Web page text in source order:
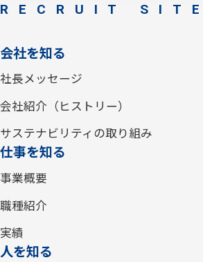
RECRUIT SITE
会社を知る
社長メッセージ
会社紹介（ヒストリー）
サステナビリティの取り組み
仕事を知る
事業概要
職種紹介
実績
人を知る